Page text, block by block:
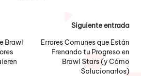
Brawl
Siguiente entrada
Errores Comunes que Están
Frenando tu Progreso en
Brawl Stars (y Cómo
Solucionarlos)